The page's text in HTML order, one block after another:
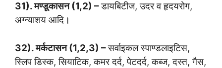
31). मण्डूकासन (1,2) –डायबिटीज, उदर व हृदयरोग,
अग्न्याशय आदि।
32). मर्कटासन (1,2,3) –सर्वाइकल स्पाण्डलाइटिस,
स्लिप डिस्क, सियाटिक, कमर दर्द, पेटदर्द, कब्ज, दस्त, गैस,